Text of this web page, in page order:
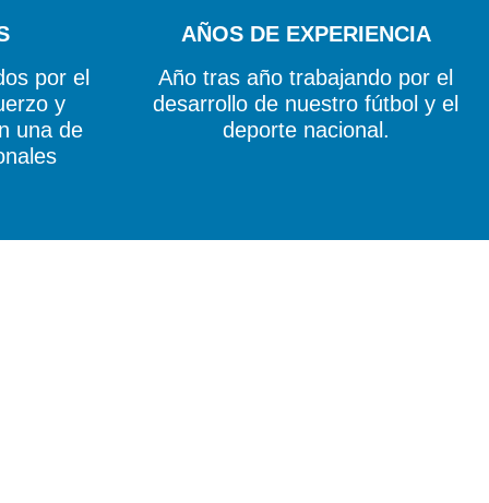
por el
y
una de
AÑOS DE EXPERIENCIA
Año tras año trabajando por el
desarrollo de nuestro fútbol y el
deporte nacional.